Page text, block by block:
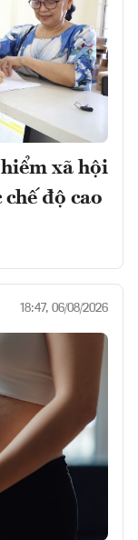
xã hội
độ cao
18:47, 06/08/2026